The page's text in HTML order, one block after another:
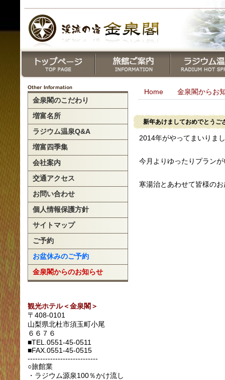
金泉閣のこだわり
増富名所
ラジウム温泉Q&A
増富四季集
会社案内
交通アクセス
お問い合わせ
個人情報保護方針
サイトマップ
ご予約
お盆休みのご予約
金泉閣からのお知らせ
観光ホテル＜金泉閣＞
〒408-0101
山梨県北杜市須玉町小尾
６６７６
■TEL.0551-45-0511
■FAX.0551-45-0515
----------------------------
○旅館業
・ラジウム源泉100％かけ流し
Home 金泉閣からお
新年あけましておめでとうご
2014年がやってまいりま
今月よりゆったりプラン
寒湯治とあわせて皆様の